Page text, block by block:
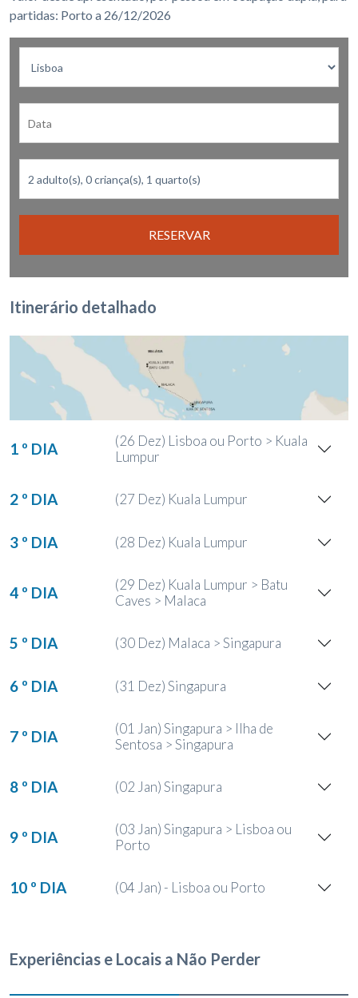
partidas: Porto a 26/12/2026
RESERVAR
Itinerário detalhado
1 º DIA
(26 Dez) Lisboa ou Porto > Kuala
Lumpur
2 º DIA (27 Dez) Kuala Lumpur
3 º DIA (28 Dez) Kuala Lumpur
4 º DIA
(29 Dez) Kuala Lumpur > Batu
Caves > Malaca
5 º DIA (30 Dez) Malaca > Singapura
6 º DIA (31 Dez) Singapura
7 º DIA
(01 Jan) Singapura > Ilha de
Sentosa > Singapura
8 º DIA (02 Jan) Singapura
9 º DIA
(03 Jan) Singapura > Lisboa ou
Porto
10 º DIA (04 Jan) - Lisboa ou Porto
Experiências e Locais a Não Perder